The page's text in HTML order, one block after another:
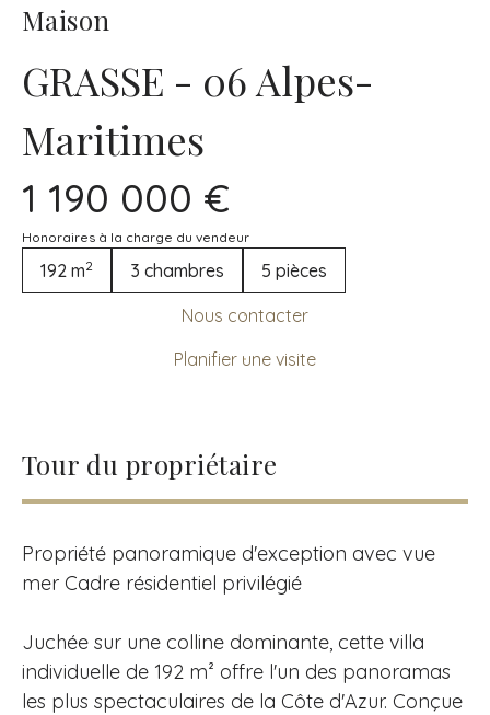
Maison
GRASSE - 06 Alpes-
Maritimes
1 190 000 €
Honoraires à la charge du vendeur
192 m2 3 chambres 5 pièces
Nous contacter
Planifier une visite
Tour du propriétaire
Propriété panoramique d'exception avec vue
mer Cadre résidentiel privilégié
Juchée sur une colline dominante, cette villa
individuelle de 192 m² offre l'un des panoramas
les plus spectaculaires de la Côte d'Azur. Conçue